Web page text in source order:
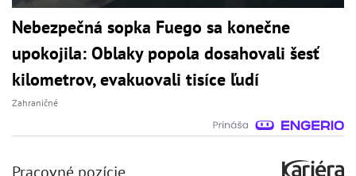
Nebezpečná sopka Fuego sa konečne
upokojila: Oblaky popola dosahovali šesť
kilometrov, evakuovali tisíce ľudí
Zahraničné